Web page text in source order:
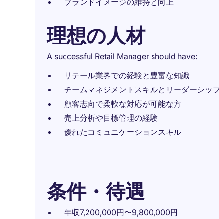
ブランドイメージの維持と向上
理想の人材
A successful Retail Manager should have:
リテール業界での経験と豊富な知識
チームマネジメントスキルとリーダーシッ
顧客志向で柔軟な対応が可能な方
売上分析や目標管理の経験
優れたコミュニケーションスキル
条件・待遇
年収7,200,000円〜9,800,000円